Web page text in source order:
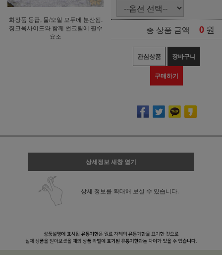
화장품 등급, 물/오일 모두에 분산됨.
징크옥사이드와 함께 썬크림에 필수
요소
총 상품 금액 0 원
관심상품 장바구니
구매하기
상세정보 새창 열기
상세 정보를 확대해 보실 수 있습니다.